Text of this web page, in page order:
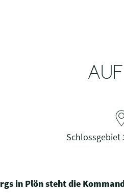
Schlossgebiet
in Plön steht die